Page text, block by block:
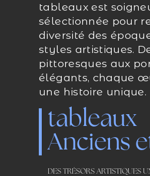
tableaux est
sélectionnée pour
diversité des
styles artistiques.
pittoresques aux
élégants, chaque
une histoire unique.
tableaux
Anciens
DES TRÉSORS ARTISTIQUES